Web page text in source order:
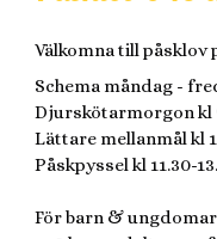
Välkomna till påsklov
Schema måndag -
Djurskötarmorgon kl
Lättare mellanmål kl
Påskpyssel kl 11.30-
För barn & ungdomar